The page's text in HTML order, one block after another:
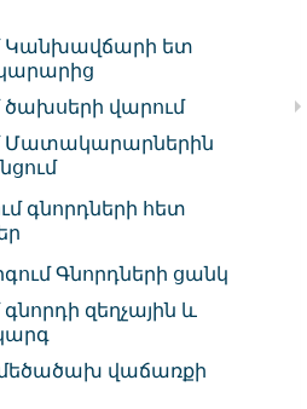
Կանխավճարի ետ
վարում
Մատակարարներին
գնորդների հետ
Գնորդների ցանկ
զեղչային և
վաճառքի